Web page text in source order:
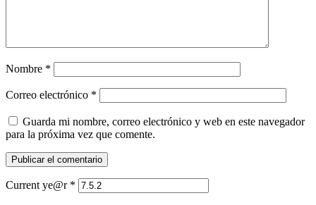
Nombre *
Correo electrónico *
Guarda mi nombre, correo electrónico y web en este navegador
para la próxima vez que comente.
Current ye@r *